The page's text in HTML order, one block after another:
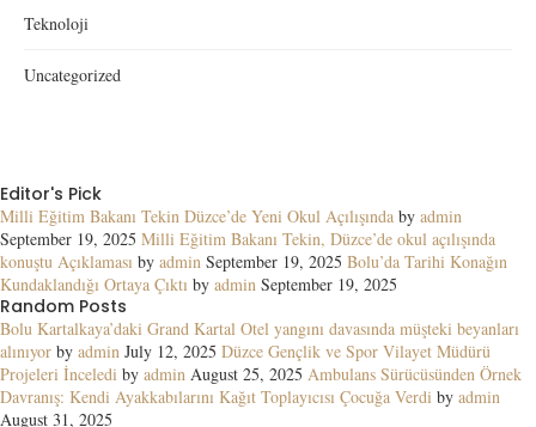
Teknoloji
Uncategorized
Editor's Pick
Milli Eğitim Bakanı Tekin Düzce’de Yeni Okul Açılışında by admin
September 19, 2025 Milli Eğitim Bakanı Tekin, Düzce’de okul açılışında
konuştu Açıklaması by admin September 19, 2025 Bolu’da Tarihi Konağın
Kundaklandığı Ortaya Çıktı by admin September 19, 2025
Random Posts
Bolu Kartalkaya’daki Grand Kartal Otel yangını davasında müşteki beyanları
alınıyor by admin July 12, 2025 Düzce Gençlik ve Spor Vilayet Müdürü
Projeleri İnceledi by admin August 25, 2025 Ambulans Sürücüsünden Örnek
Davranış: Kendi Ayakkabılarını Kağıt Toplayıcısı Çocuğa Verdi by admin
August 31, 2025